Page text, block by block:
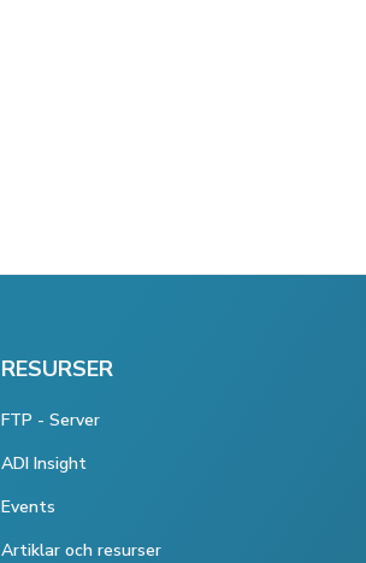
RESURSER
FTP - Server
ADI Insight
Events
Artiklar och resurser